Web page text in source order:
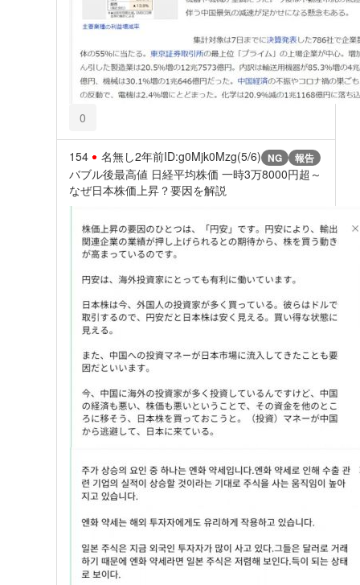
0
154 名無し2年前ID:g0Mjk0Mzg(5/6) NG 報告
バブル後最高値 日経平均株価 一時3万8000円超～
なぜ日本株価上昇？要因を解説